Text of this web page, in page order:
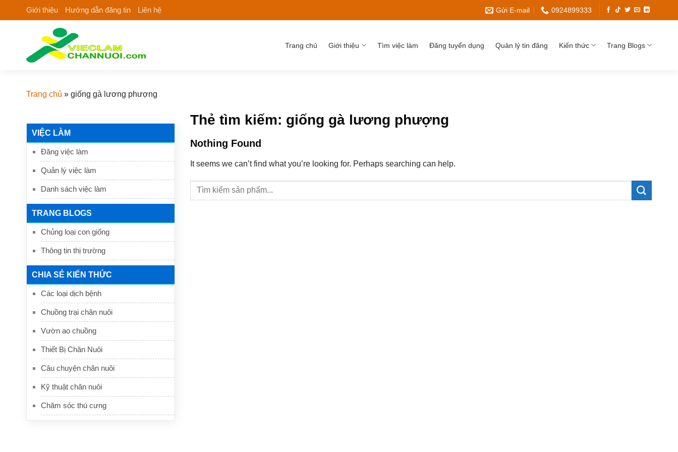
to
Giới thiệu Hướng dẫn đăng tin Liên hệ Gửi E-mail 0924899333
Trang chủ Giới thiệu Tìm việc làm Đăng tuyển dụng Quản lý tin đăng Kiến thức Trang Blogs
Trang chủ » giống gà lương phượng
VIỆC LÀM
Đăng việc làm
Quản lý việc làm
Danh sách việc làm
TRANG BLOGS
Chủng loại con giống
Thông tin thị trường
CHIA SẺ KIẾN THỨC
Các loại dịch bệnh
Chuồng trại chăn nuôi
Vườn ao chuồng
Thiết Bị Chăn Nuôi
Câu chuyện chăn nuôi
Kỹ thuật chăn nuôi
Chăm sóc thú cưng
Thẻ tìm kiếm: giống gà lương phượng
Nothing Found
It seems we can’t find what you’re looking for. Perhaps searching can help.